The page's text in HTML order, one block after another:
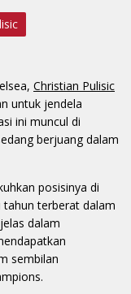
Christian Pulisic
untuk jendela
ini muncul di
berjuang dalam
posisinya di
terberat dalam
dalam
sembilan